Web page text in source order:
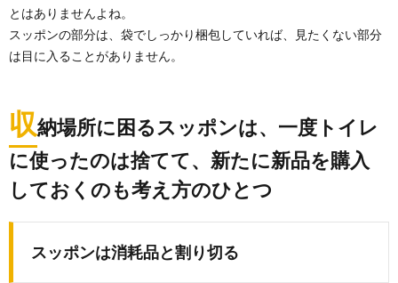
とはありませんよね。
スッポンの部分は、袋でしっかり梱包していれば、見たくない部分
は目に入ることがありません。
収納場所に困るスッポンは、一度トイレ
に使ったのは捨てて、新たに新品を購入
しておくのも考え方のひとつ
スッポンは消耗品と割り切る